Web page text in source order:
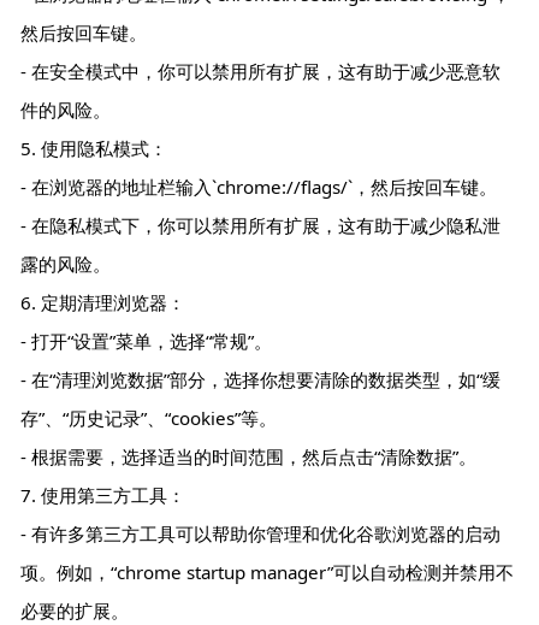
然后按回车键。
- 在安全模式中，你可以禁用所有扩展，这有助于减少恶意软
件的风险。
5. 使用隐私模式：
- 在浏览器的地址栏输入`chrome://flags/`，然后按回车键。
- 在隐私模式下，你可以禁用所有扩展，这有助于减少隐私泄
露的风险。
6. 定期清理浏览器：
- 打开“设置”菜单，选择“常规”。
- 在“清理浏览数据”部分，选择你想要清除的数据类型，如“缓
存”、“历史记录”、“cookies”等。
- 根据需要，选择适当的时间范围，然后点击“清除数据”。
7. 使用第三方工具：
- 有许多第三方工具可以帮助你管理和优化谷歌浏览器的启动
项。例如，“chrome startup manager”可以自动检测并禁用不
必要的扩展。